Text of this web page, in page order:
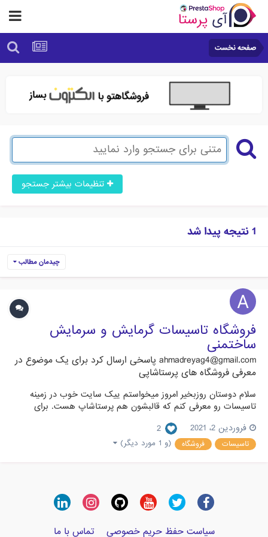
صفحه نخست
تنظیمات بیشتر جستجو
1 نتیجه پیدا شد
چیدمان مطالب
فروشگاه تاسیسات گرمایش و سرمایش
ساختمنی
ahmadreyag4@gmail.com پاسخی ارسال کرد برای یک موضوع در
معرفی فروشگاه های پرستاشاپی
سلام دوستان روزبخیر امروز میخواستم ییک سایت خوب در زمینه
تاسیسات رو معرفی کنم که قالبشون هم پرستاشاپ هست. برای
فروردین 2، 2021 2
تاسیسات فروشگاه (و 1 مورد دیگر)
سیاست حفظ حریم خصوصی تماس با ما